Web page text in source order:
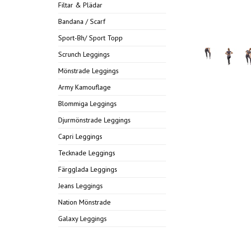
Filtar & Plädar
Bandana / Scarf
Sport-Bh/ Sport Topp
Scrunch Leggings
Mönstrade Leggings
Army Kamouflage
Blommiga Leggings
Djurmönstrade Leggings
Capri Leggings
Tecknade Leggings
Färgglada Leggings
Jeans Leggings
Nation Mönstrade
Galaxy Leggings